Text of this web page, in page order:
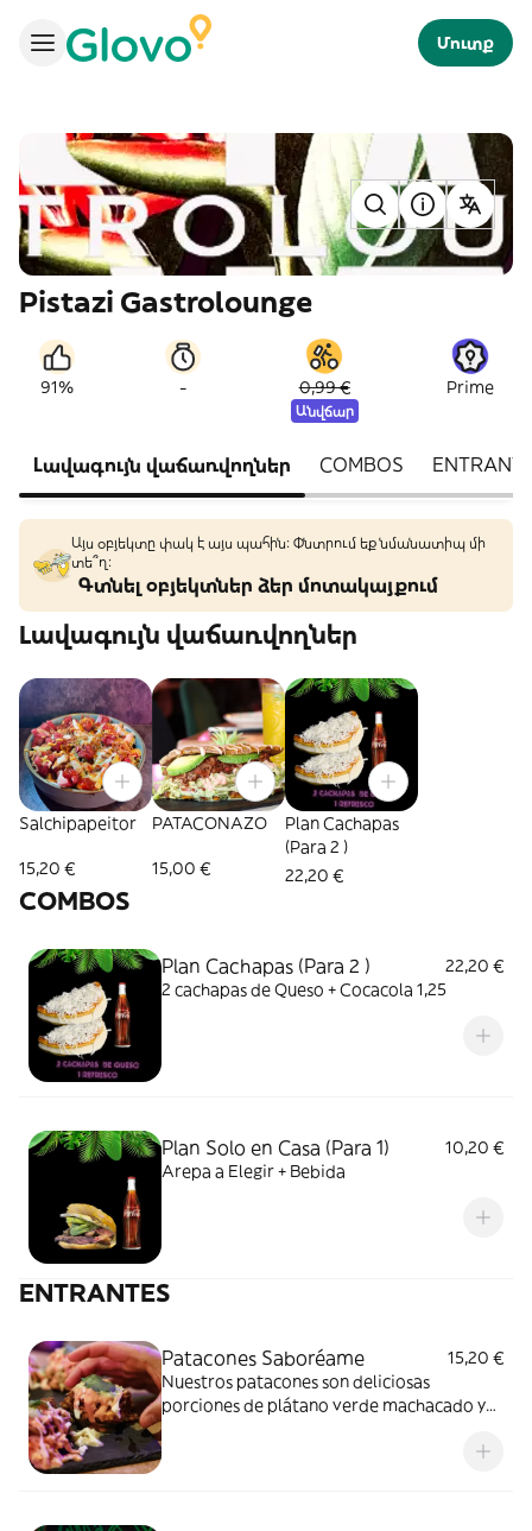
Մուտք
Pistazi Gastrolounge
91% - 0,99 €
Անվճար
Prime
Լավագույն վաճառվողներ COMBOS
Այս օբյեկտը փակ է այս պահին: Փնտրում եք նմանատիպ մի
տե՞ղ։
Գտնել օբյեկտներ ձեր մոտակայքում
Լավագույն վաճառվողներ
Salchipapeitor
15,20 €
PATACONAZO
15,00 €
Plan Cachapas
(Para 2 )
22,20 €
COMBOS
Plan Cachapas (Para 2 )
22,20 €
2 cachapas de Queso + Cocacola 1,25
Plan Solo en Casa (Para 1)
10,20 €
Arepa a Elegir + Bebida
ENTRANTES
Patacones Saboréame
15,20 €
Nuestros patacones son deliciosas
porciones de plátano verde machacado y
zanahoria y col en un aderezo pistazi lleno